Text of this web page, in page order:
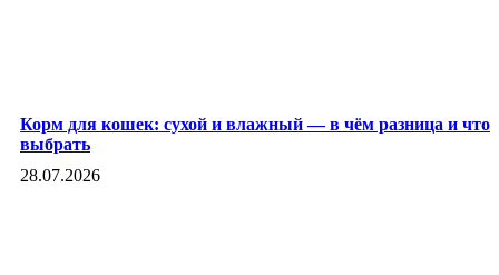
Корм для кошек: сухой и влажный — в чём разница и что
выбрать
28.07.2026